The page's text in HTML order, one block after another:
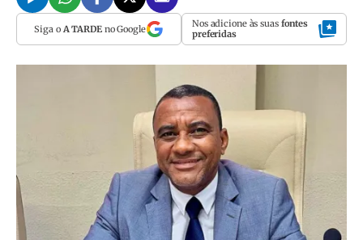
Siga o A TARDEno Google Nos adicione às suas fontes
preferidas